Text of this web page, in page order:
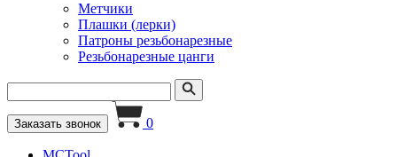
Метчики
Плашки (лерки)
Патроны резьбонарезные
Резьбонарезные цанги
Заказать звонок 0